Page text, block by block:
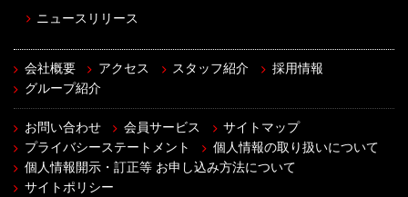
ニュースリリース
会社概要 アクセス スタッフ紹介
採用情報
グループ紹介
お問い合わせ 会員サービス
サイトマップ
プライバシーステートメント
個人情報の取り扱いについて
個人情報開示・訂正等 お申し込み方法について
サイトポリシー